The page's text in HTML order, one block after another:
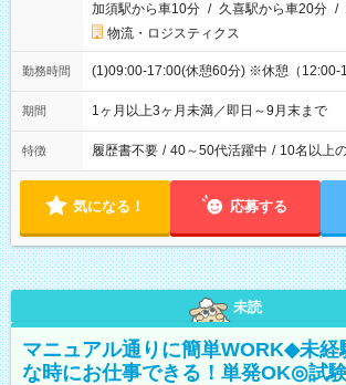
加須駅から車10分 / 久喜駅から車20分 /
物流・ロジスティクス
勤務時間 (1)09:00-17:00(休憩60分) ※休憩（12:00-
期間 1ヶ月以上3ヶ月未満／即日～9月末まで
特徴 履歴書不要 / 40～50代活躍中 / 10名以上
気になる！ 応募する
未読
マニュアル通りに簡単WORK◆未経
な時にお仕事できる！単発OK◎試